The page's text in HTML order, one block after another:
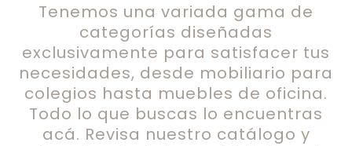
Tenemos una variada gama de
categorías diseñadas
exclusivamente para satisfacer tus
necesidades, desde mobiliario para
colegios hasta muebles de oficina.
Todo lo que buscas lo encuentras
acá. Revisa nuestro catálogo y